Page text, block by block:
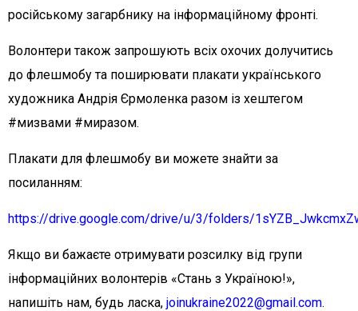
російському загарбнику на інформаційному фронті.
Волонтери також запрошують всіх охочих долучитись
до флешмобу та поширювати плакати українського
художника Андрія Єрмоленка разом із хештегом
#мизвами #миразом.
Плакати для флешмобу ви можете знайти за
посиланням:
https://drive.google.com/drive/u/3/folders/
Якщо ви бажаєте отримувати розсилку від групи
інформаційних волонтерів «Стань з Україною!»,
напишіть нам, будь ласка, joinukraine2022@gmail.com.